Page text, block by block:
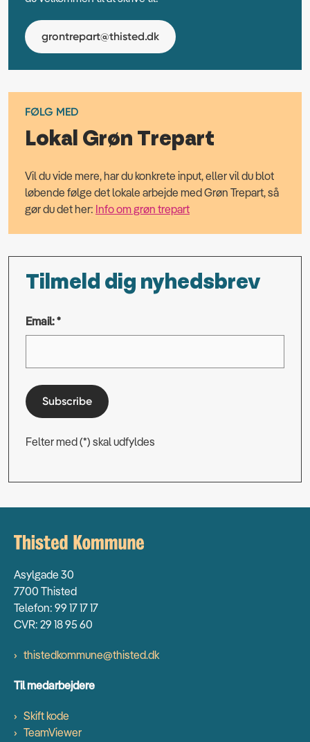
grontrepart@thisted.dk
FØLG MED
Lokal Grøn Trepart
Vil du vide mere, har du konkrete input, eller vil du blot
løbende følge det lokale arbejde med Grøn Trepart, så
gør du det her: Info om grøn trepart
Tilmeld dig nyhedsbrev
Email: *
Subscribe
Felter med (*) skal udfyldes
Asylgade 30
7700 Thisted
Telefon: 99 17 17 17
CVR: 29 18 95 60
thistedkommune@thisted.dk
Til medarbejdere
Skift kode
TeamViewer